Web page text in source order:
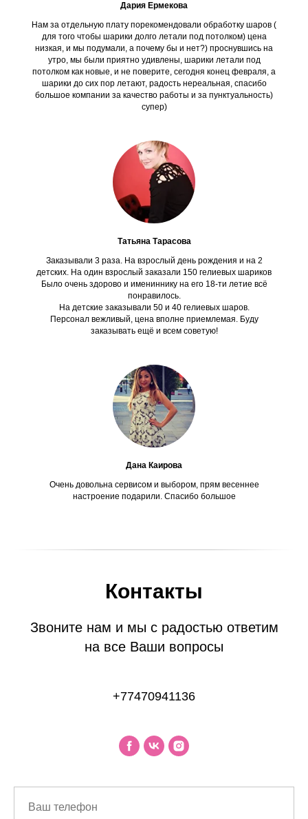
Дария Ермекова
Нам за отдельную плату порекомендовали обработку шаров (
для того чтобы шарики долго летали под потолком) цена
низкая, и мы подумали, а почему бы и нет?) проснувшись на
утро, мы были приятно удивлены, шарики летали под
потолком как новые, и не поверите, сегодня конец февраля, а
шарики до сих пор летают, радость нереальная, спасибо
большое компании за качество работы и за пунктуальность)
супер)
Татьяна Тарасова
Заказывали 3 раза. На взрослый день рождения и на 2
детских. На один взрослый заказали 150 гелиевых шариков
Было очень здорово и имениннику на его 18-ти летие всё
понравилось.
На детские заказывали 50 и 40 гелиевых шаров.
Персонал вежливый, цена вполне приемлемая. Буду
заказывать ещё и всем советую!
Дана Каирова
Очень довольна сервисом и выбором, прям весеннее
настроение подарили. Спасибо большое
Контакты
Звоните нам и мы с радостью ответим
на все Ваши вопросы
+77470941136